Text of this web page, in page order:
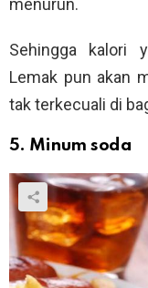
menurun.
Sehingga kalori
Lemak pun akan
tak terkecuali di
5. Minum soda